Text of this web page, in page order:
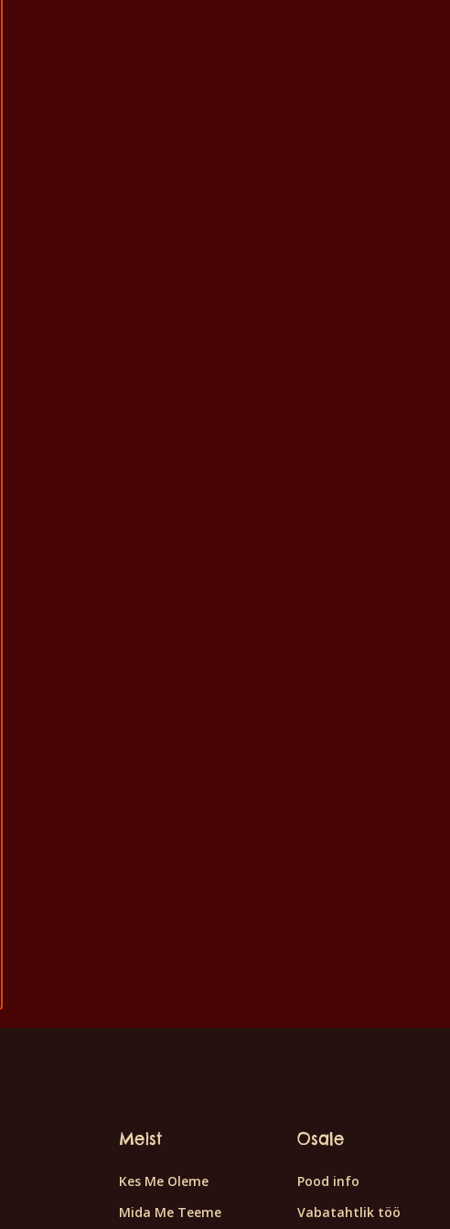
Meist
Kes Me Oleme
Mida Me Teeme
Osale
Pood info
Vabatahtlik töö